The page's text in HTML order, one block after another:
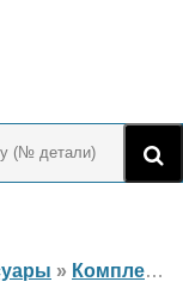
» Комплект ГРМ